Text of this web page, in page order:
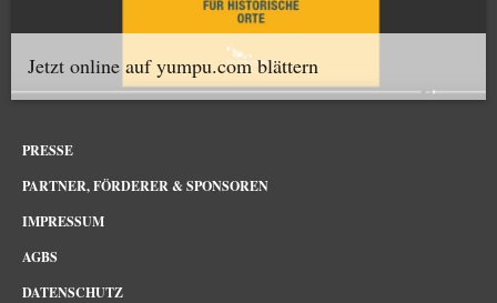
Jetzt online auf yumpu.com blättern
PRESSE
PARTNER, FÖRDERER & SPONSOREN
IMPRESSUM
AGBS
DATENSCHUTZ